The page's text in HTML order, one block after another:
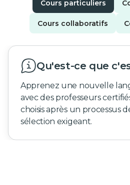
Cours particuliers
Cours collaboratifs
Qu'est-ce que
Apprenez une nouvelle
avec des professeurs
choisis après un processus
sélection exigeant.